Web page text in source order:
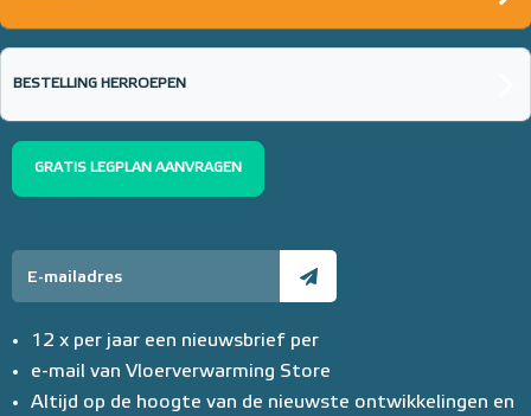
BESTELLING HERROEPEN
GRATIS LEGPLAN AANVRAGEN
12 x per jaar een nieuwsbrief per
e-mail van Vloerverwarming Store
Altijd op de hoogte van de nieuwste ontwikkelingen en